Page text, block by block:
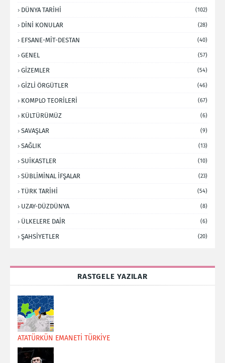
DÜNYA TARİHİ (102)
DİNİ KONULAR (28)
EFSANE-MİT-DESTAN (40)
GENEL (57)
GİZEMLER (54)
GİZLİ ÖRGÜTLER (46)
KOMPLO TEORİLERİ (67)
KÜLTÜRÜMÜZ (6)
SAVAŞLAR (9)
SAĞLIK (13)
SUİKASTLER (10)
SÜBLİMİNAL İFŞALAR (23)
TÜRK TARİHİ (54)
UZAY-DÜZDÜNYA (8)
ÜLKELERE DAİR (6)
ŞAHSİYETLER (20)
RASTGELE YAZILAR
ATATÜRKÜN EMANETİ TÜRKİYE